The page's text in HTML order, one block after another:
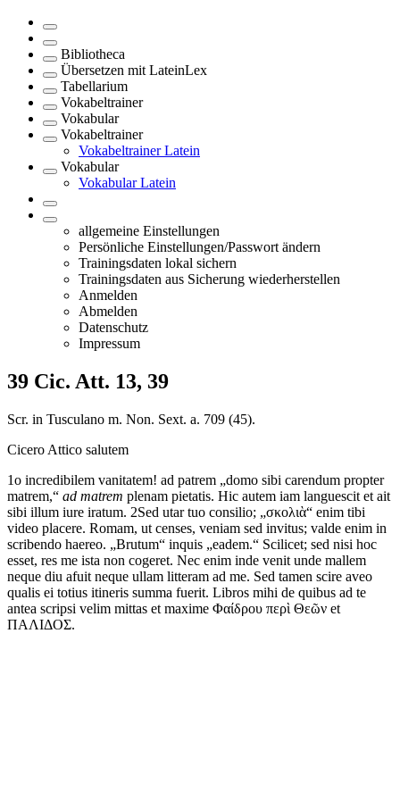
Bibliotheca
Übersetzen mit LateinLex
Tabellarium
Vokabeltrainer
Vokabular
Vokabeltrainer
Vokabeltrainer Latein
Vokabular
Vokabular Latein
allgemeine Einstellungen
Persönliche Einstellungen/Passwort ändern
Trainingsdaten lokal sichern
Trainingsdaten aus Sicherung wiederherstellen
Anmelden
Abmelden
Datenschutz
Impressum
39 Cic. Att. 13, 39
Scr. in Tusculano m. Non. Sext. a. 709 (45).
Cicero Attico salutem
1o incredibilem vanitatem! ad patrem „domo sibi carendum propter
matrem,“ ad matrem plenam pietatis. Hic autem iam languescit et ait
sibi illum iure iratum. 2Sed utar tuo consilio; „σκολιὰ“ enim tibi
video placere. Romam, ut censes, veniam sed invitus; valde enim in
scribendo haereo. „Brutum“ inquis „eadem.“ Scilicet; sed nisi hoc
esset, res me ista non cogeret. Nec enim inde venit unde mallem
neque diu afuit neque ullam litteram ad me. Sed tamen scire aveo
qualis ei totius itineris summa fuerit. Libros mihi de quibus ad te
antea scripsi velim mittas et maxime Φαίδρου περὶ Θεῶν et
ΠΑΛΙΔΟΣ.